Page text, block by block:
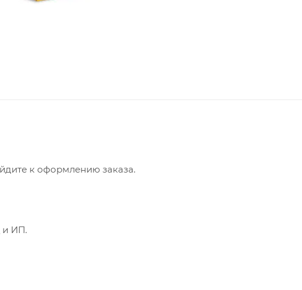
к оформлению заказа.
и ИП.